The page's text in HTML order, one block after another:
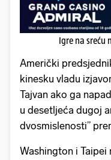
Igre na sreću
Američki
kinesku vladu
Tajvan ako ga
u desetljeća dugoj
dvosmislenosti”
Washington i